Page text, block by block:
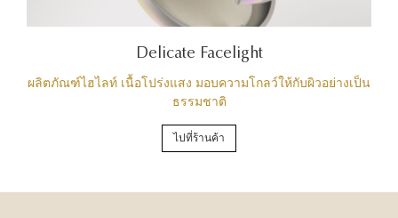
Delicate Facelight
ผลิตภัณฑ์ไฮไลท์ เนื้อโปร่งแสง มอบความโกลว์ให้กับผิวอย่างเป็น
ธรรมชาติ
ไปที่ร้านค้า